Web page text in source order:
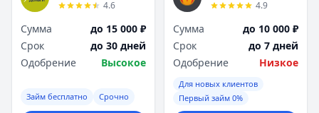
4.6
Сумма
до 15 000 ₽
Срок
до 30 дней
Одобрение
Высокое
Займ бесплатно Срочно
4.9
Сумма
до 10 000 ₽
Срок
до 7 дней
Одобрение
Низкое
Для новых клиентов
Первый займ 0%